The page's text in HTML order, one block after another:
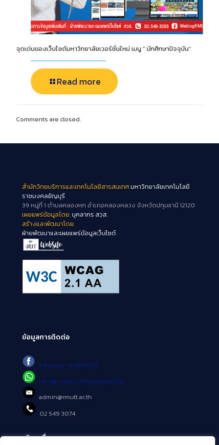
จุดเด่นของเว็บไซต์มหาวิทยาลัยเวอร์ชั่นใหม่ เมนู ” นักศึกษาปัจจุบัน”
Read more
Comments are closed.
สำนักวิทยบริการและเทคโนโลยีสารสนเทศมหาวิทยาลัยเทคโนโลยี
ราชมงคลธัญบุรี
39 หมู่ที่ 1 ตำบลคลองหก อำเภอคลองหลวง จังหวัดปทุมธานี 12120
เผยแพร่ข้อมูลโดย.บุคลากร สวส.
สร้างและพัฒนาโดย.
ฝ่ายพัฒนาและเผยแพร่ข้อมูลเว็บไซต์
ข้อมูลการติดต่อ
Fanpage : AritRMUTT
Line@ : https://lin.ee/tXe209C
admin@rmutt.ac.th
02 549 3074
บริการอื่นๆ ของ สวส.